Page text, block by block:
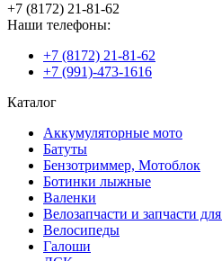
+7 (8172) 21-81-62
Наши телефоны:
+7 (8172) 21-81-62
+7 (991)-473-1616
Каталог
Аккумуляторные мото
Батуты
Бензотриммер, Мотоблок
Ботинки лыжные
Валенки
Велозапчасти и запчасти
Велосипеды
Галоши